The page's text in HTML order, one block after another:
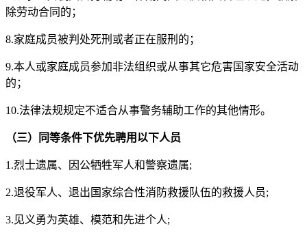
除劳动合同的；
8.家庭成员被判处死刑或者正在服刑的；
9.本人或家庭成员参加非法组织或从事其它危害国家安全活动
的；
10.法律法规规定不适合从事警务辅助工作的其他情形。
（三） 同等条件下优先聘用以下人员
1.烈士遗属、因公牺牲军人和警察遗属;
2.退役军人、退出国家综合性消防救援队伍的救援人员;
3.见义勇为英雄、模范和先进个人;